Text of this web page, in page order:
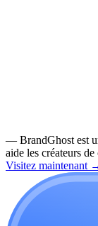
— BrandGhost est
aide les créateurs
Visitez maintenant